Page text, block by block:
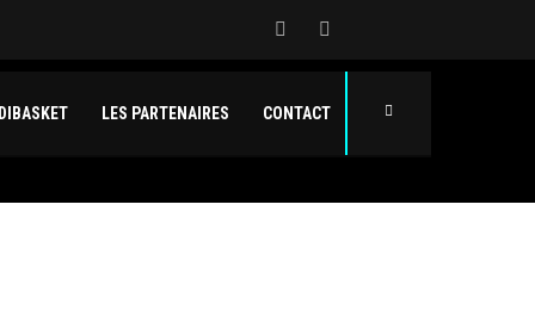
LES PARTENAIRES CONTACT